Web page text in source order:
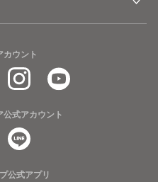
カウント
公式アカウント
公式アプリ